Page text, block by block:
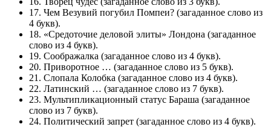
17. Чем Везувий погубил Помпеи? (загаданное слово из
4 букв).
18. «Средоточие деловой элиты» Лондона (загаданное
слово из 4 букв).
19. Соображалка (загаданное слово из 4 букв).
20. Приворотное … (загаданное слово из 5 букв).
21. Слопала Колобка (загаданное слово из 4 букв).
22. Латинский … (загаданное слово из 7 букв).
23. Мультипликационный статус Бараша (загаданное
слово из 7 букв).
24. Политический запрет (загаданное слово из 4 букв).